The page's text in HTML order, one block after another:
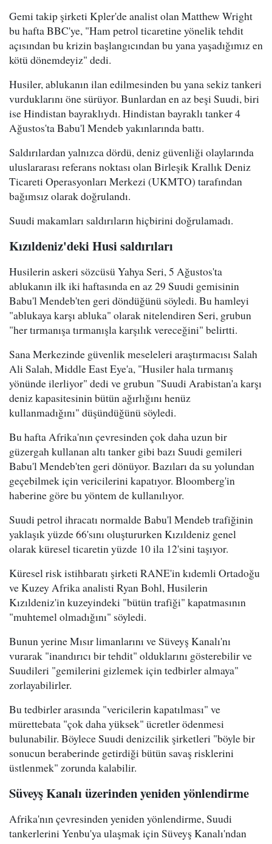
Gemi takip şirketi Kpler'de analist olan Matthew Wright
bu hafta BBC'ye, "Ham petrol ticaretine yönelik tehdit
açısından bu krizin başlangıcından bu yana yaşadığımız en
kötü dönemdeyiz" dedi.
Husiler, ablukanın ilan edilmesinden bu yana sekiz tankeri
vurduklarını öne sürüyor. Bunlardan en az beşi Suudi, biri
ise Hindistan bayraklıydı. Hindistan bayraklı tanker 4
Ağustos'ta Babu'l Mendeb yakınlarında battı.
Saldırılardan yalnızca dördü, deniz güvenliği olaylarında
uluslararası referans noktası olan Birleşik Krallık Deniz
Ticareti Operasyonları Merkezi (UKMTO) tarafından
bağımsız olarak doğrulandı.
Suudi makamları saldırıların hiçbirini doğrulamadı.
Kızıldeniz'deki Husi saldırıları
Husilerin askeri sözcüsü Yahya Seri, 5 Ağustos'ta
ablukanın ilk iki haftasında en az 29 Suudi gemisinin
Babu'l Mendeb'ten geri döndüğünü söyledi. Bu hamleyi
"ablukaya karşı abluka" olarak nitelendiren Seri, grubun
"her tırmanışa tırmanışla karşılık vereceğini" belirtti.
Sana Merkezinde güvenlik meseleleri araştırmacısı Salah
Ali Salah, Middle East Eye'a, "Husiler hala tırmanış
yönünde ilerliyor" dedi ve grubun "Suudi Arabistan'a karşı
deniz kapasitesinin bütün ağırlığını henüz
kullanmadığını" düşündüğünü söyledi.
Bu hafta Afrika'nın çevresinden çok daha uzun bir
güzergah kullanan altı tanker gibi bazı Suudi gemileri
Babu'l Mendeb'ten geri dönüyor. Bazıları da su yolundan
geçebilmek için vericilerini kapatıyor. Bloomberg'in
haberine göre bu yöntem de kullanılıyor.
Suudi petrol ihracatı normalde Babu'l Mendeb trafiğinin
yaklaşık yüzde 66'sını oluştururken Kızıldeniz genel
olarak küresel ticaretin yüzde 10 ila 12'sini taşıyor.
Küresel risk istihbaratı şirketi RANE'in kıdemli Ortadoğu
ve Kuzey Afrika analisti Ryan Bohl, Husilerin
Kızıldeniz'in kuzeyindeki "bütün trafiği" kapatmasının
"muhtemel olmadığını" söyledi.
Bunun yerine Mısır limanlarını ve Süveyş Kanalı'nı
vurarak "inandırıcı bir tehdit" olduklarını gösterebilir ve
Suudileri "gemilerini gizlemek için tedbirler almaya"
zorlayabilirler.
Bu tedbirler arasında "vericilerin kapatılması" ve
mürettebata "çok daha yüksek" ücretler ödenmesi
bulunabilir. Böylece Suudi denizcilik şirketleri "böyle bir
sonucun beraberinde getirdiği bütün savaş risklerini
üstlenmek" zorunda kalabilir.
Süveyş Kanalı üzerinden yeniden yönlendirme
Afrika'nın çevresinden yeniden yönlendirme, Suudi
tankerlerini Yenbu'ya ulaşmak için Süveyş Kanalı'ndan